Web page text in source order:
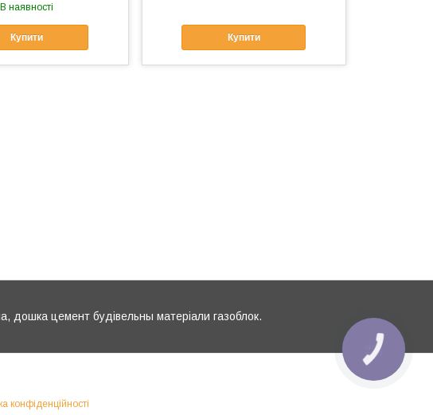
В наявності
Купити Купити
дошка цемент будівельны матеріали газоблок.
конфіденційності
КНОПКА
ЗВ'ЯЗКУ